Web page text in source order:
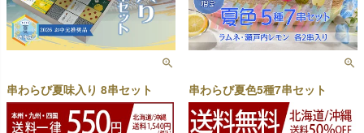
串わらび夏味入り 8串セット 串わらび夏色5種7串セット